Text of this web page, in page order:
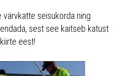
värvkatte seisukorda ning
sest see kaitseb katust
eest!